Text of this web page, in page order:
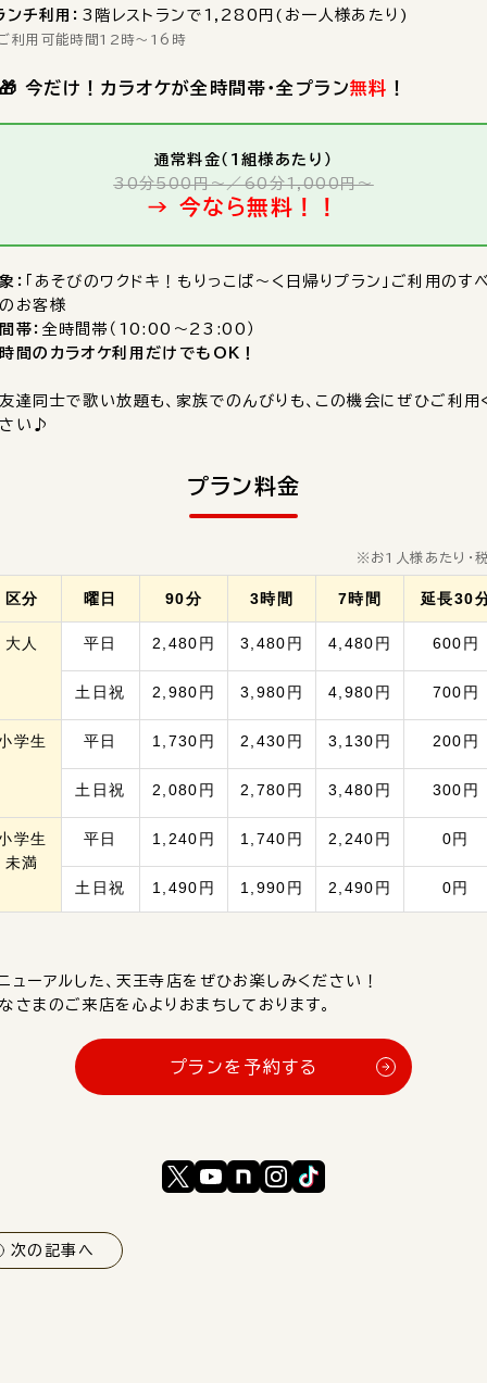
ンチ利用： 3階レストランで1,280円(お一人様あたり)
利用可能時間12時～16時
🎁 今だけ！カラオケが全時間帯・全プラン無料 ！
通常料金（1組様あたり）
30分500円〜／60分1,000円〜
→ 今なら無料！！
： 「あそびのワクドキ！もりっこぱ～く日帰りプラン」ご利用のす
お客様
帯： 全時間帯（10:00〜23:00）
間のカラオケ利用だけでもOK！
達同士で歌い放題も、家族でのんびりも、この機会にぜひご利用
い♪
プラン料金
※お1人様あたり・
区分 曜日 90分 3時間 7時間 延長30
大人 平日 2,480円 3,480円 4,480円 600円
土日祝 2,980円 3,980円 4,980円 700円
学生 平日 1,730円 2,430円 3,130円 200円
土日祝 2,080円 2,780円 3,480円 300円
学生
未満
平日 1,240円 1,740円 2,240円 0円
土日祝 1,490円 1,990円 2,490円 0円
ューアルした、天王寺店をぜひお楽しみください！
さまのご来店を心よりおまちしております。
プランを予約する
次の記事へ